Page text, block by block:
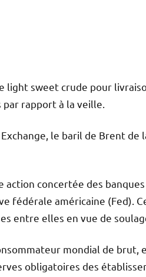
light sweet crude pour
rapport à la veille.
le baril de Brent de
action concertée des
fédérale américaine (Fed).
entre elles en vue de
mondial de
obligatoires des